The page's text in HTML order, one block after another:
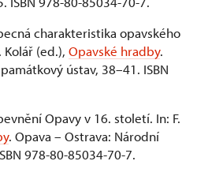
charakteristika opavského
Kolář (ed.), Opavské hradby.
ústav, 38–41. ISBN
Opavy v 16. století. In: F.
. Opava – Ostrava: Národní
978-80-85034-70-7.